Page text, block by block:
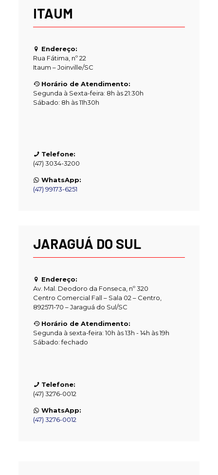
ITAUM
Endereço:
Rua Fátima, nº 22
Itaum – Joinville/SC
Horário de Atendimento:
Segunda à Sexta-feira: 8h às 21:30h
Sábado: 8h às 11h30h
Telefone:
(47) 3034-3200
WhatsApp:
(47) 99173-6251
JARAGUÁ DO SUL
Endereço:
Av. Mal. Deodoro da Fonseca, nº 320
Centro Comercial Fall – Sala 02 – Centro,
892571-70 – Jaraguá do Sul/SC
Horário de Atendimento:
Segunda à sexta-feira: 10h às 13h - 14h às 19h
Sábado: fechado
Telefone:
(47) 3276-0012
WhatsApp:
(47) 3276-0012